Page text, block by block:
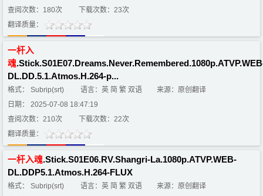
查阅次数：180次
下载次数：23次
翻译质量：
一杆入
魂
DL.DD.5.1.Atmos.H.264-p...
格式： Subrip(srt) 语言：英 简 繁 双语
来源：原创翻译
日期： 2025-07-08 18:47:19
查阅次数：210次
下载次数：22次
翻译质量：
一杆入魂.Stick.S01E06.RV.Shangri-La.1080p.ATVP.WEB-
DL.DDP5.1.Atmos.H.264-FLUX
格式： Subrip(srt) 语言：英 简 繁 双语
来源：原创翻译